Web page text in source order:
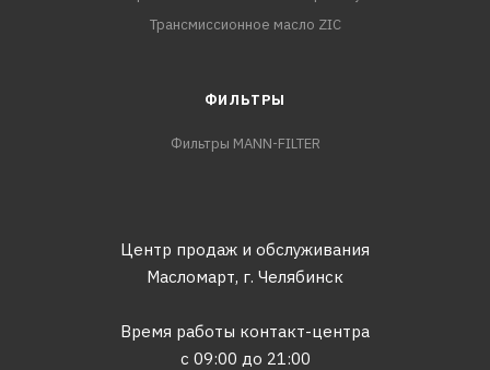
Трансмиссионное масло ZIC
ФИЛЬТРЫ
Фильтры MANN-FILTER
Центр продаж и обслуживания
Масломарт, г. Челябинск
Время работы контакт-центра
с 09:00 до 21:00